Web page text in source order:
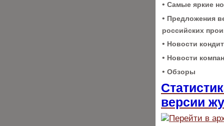
• Самые яркие
• Предложения
российских
• Новости
• Новости
• Обзоры
версии